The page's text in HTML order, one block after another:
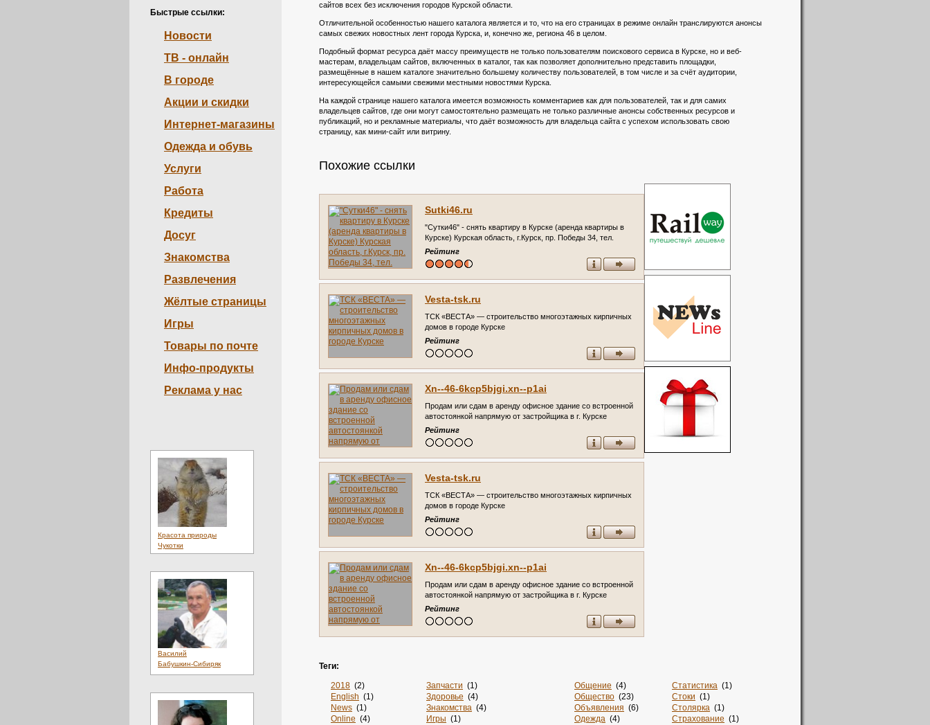
Быстрые ссылки:
Новости
ТВ - онлайн
В городе
Акции и скидки
Интернет-магазины
Одежда и обувь
Услуги
Работа
Кредиты
Досуг
Знакомства
Развлечения
Жёлтые страницы
Игры
Товары по почте
Инфо-продукты
Реклама у нас
Красота природы
Чукотки
Василий
Бабушкин-Сибиряк
сайтов всех без исключения городов Курской области.
Отличительной особенностью нашего каталога является и то, что на его страницах в режиме онлайн транслируются анонсы
самых свежих новостных лент города Курска, и, конечно же, региона 46 в целом.
Подобный формат ресурса даёт массу преимуществ не только пользователям поискового сервиса в Курске, но и веб-
мастерам, владельцам сайтов, включенных в каталог, так как позволяет дополнительно представить площадки,
размещённые в нашем каталоге значительно большему количеству пользователей, в том числе и за счёт аудитории,
интересующейся самыми свежими местными новостями Курска.
На каждой странице нашего каталога имеется возможность комментариев как для пользователей, так и для самих
владельцев сайтов, где они могут самостоятельно размещать не только различные анонсы собственных ресурсов и
публикаций, но и рекламные материалы, что даёт возможность для владельца сайта с успехом использовать свою
страницу, как мини-сайт или витрину.
Похожие ссылки
Sutki46.ru
"Сутки46" - снять квартиру в Курске (аренда квартиры в
Курске) Курская область, г.Курск, пр. Победы 34, тел.
89606735306
Рейтинг
Vesta-tsk.ru
ТСК «ВЕСТА» — строительство многоэтажных кирпичных
домов в городе Курске
Рейтинг
Xn--46-6kcp5bjgi.xn--p1ai
Продам или сдам в аренду офисное здание со встроенной
автостоянкой напрямую от застройщика в г. Курске
(Россия, Курская область, Курск)
Рейтинг
Vesta-tsk.ru
ТСК «ВЕСТА» — строительство многоэтажных кирпичных
домов в городе Курске
Рейтинг
Xn--46-6kcp5bjgi.xn--p1ai
Продам или сдам в аренду офисное здание со встроенной
автостоянкой напрямую от застройщика в г. Курске
(Россия, Курская область, Курск)
Рейтинг
Теги:
2018 (2)
English (1)
News (1)
Online (4)
Запчасти (1)
Здоровье (4)
Знакомства (4)
Игры (1)
Общение (4)
Общество (23)
Объявления (6)
Одежда (4)
Статистика (1)
Стоки (1)
Столярка (1)
Страхование (1)